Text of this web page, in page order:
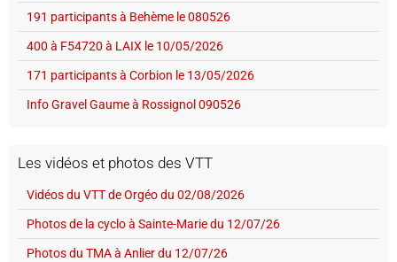
191 participants à Behème le 080526
400 à F54720 à LAIX le 10/05/2026
171 participants à Corbion le 13/05/2026
Info Gravel Gaume à Rossignol 090526
Les vidéos et photos des VTT
Vidéos du VTT de Orgéo du 02/08/2026
Photos de la cyclo à Sainte-Marie du 12/07/26
Photos du TMA à Anlier du 12/07/26